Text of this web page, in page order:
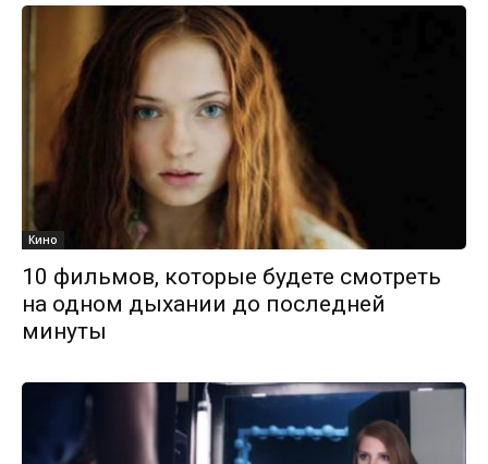
Кино
10 фильмов, которые будете смотреть
на одном дыхании до последней
минуты